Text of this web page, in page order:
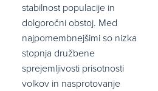
stabilnost populacije in
dolgoročni obstoj. Med
najpomembnejšimi so nizka
stopnja družbene
sprejemljivosti prisotnosti
volkov in nasprotovanje